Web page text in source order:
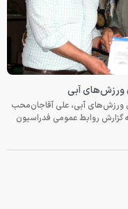
ورزش‌های آبی
آبی، علی آقاجان‌محب
روابط عمومی فدراسیون